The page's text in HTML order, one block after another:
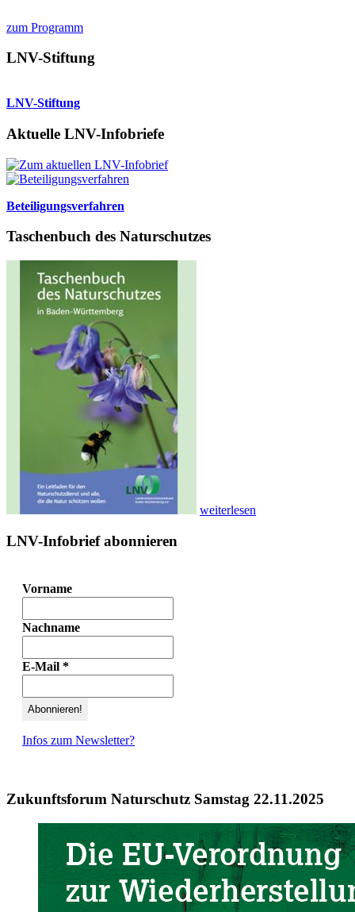
zum Programm
LNV-Stiftung
LNV-Stiftung
Aktuelle LNV-Infobriefe
Beteiligungsverfahren
Taschenbuch des Naturschutzes
weiterlesen
LNV-Infobrief abonnieren
Vorname
Nachname
E-Mail *
Infos zum Newsletter?
Zukunftsforum Naturschutz Samstag 22.11.2025